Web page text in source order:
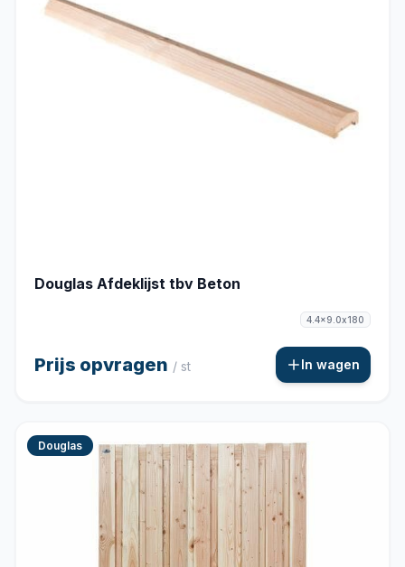
Douglas Afdeklijst tbv Beton
4.4x9.0x180
Prijs opvragen / st In wagen
Douglas